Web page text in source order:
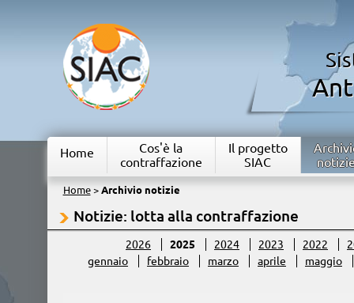
Home
Cos'è la
contraffazione
Il progetto
SIAC
Home> Archivio notizie
Notizie: lotta alla contraffazione
2026 2025 2024 2023 2022
gennaio
febbraio marzo aprile maggio